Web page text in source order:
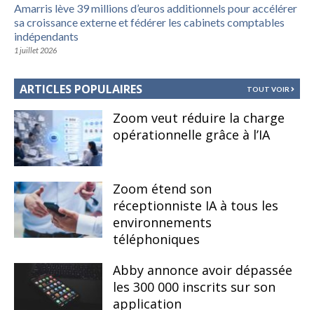
Amarris lève 39 millions d’euros additionnels pour accélérer
sa croissance externe et fédérer les cabinets comptables
indépendants
1 juillet 2026
ARTICLES POPULAIRES TOUT VOIR
Zoom veut réduire la charge
opérationnelle grâce à l’IA
Zoom étend son
réceptionniste IA à tous les
environnements
téléphoniques
Abby annonce avoir dépassée
les 300 000 inscrits sur son
application